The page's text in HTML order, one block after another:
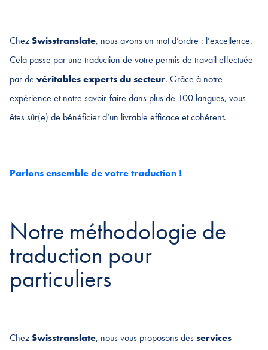
ChezSwisstranslate, nous avons un mot d’ordre : l’excellence.
Cela passe par une traduction de votre permis de travail effectuée
par de véritables experts du secteur. Grâce à notre
expérience et notre savoir-faire dans plus de 100 langues, vous
êtes sûr(e) de bénéficier d’un livrable efficace et cohérent.
Parlons ensemble de votre traduction !
Notre méthodologie de
traduction pour
particuliers
ChezSwisstranslate, nous vous proposons desservices